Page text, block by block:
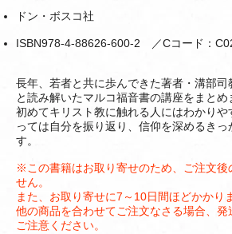
ドン・ボスコ社
ISBN978-4-88626-600-2 ／Cコード：
長年、若者と共に歩んできた著者・溝部
と読み解いたマルコ福音書の講座をまとめ
初めてキリスト教に触れる人にはわかりや
っては自分を振り返り、信仰を深めるき
す。
※この書籍はお取り寄せのため、ご注文後
せん。
また、お取り寄せに7～10日間ほどかかり
他の商品を合わせてご注文なさる場合、
ご注意ください。